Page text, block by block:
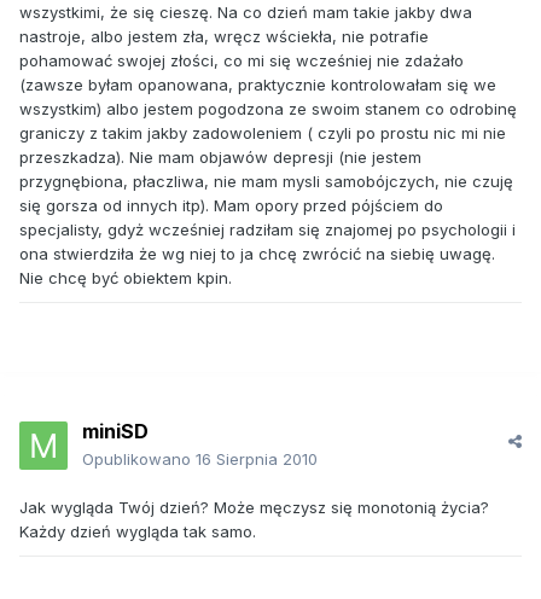
wszystkimi, że się cieszę. Na co dzień mam takie jakby dwa
nastroje, albo jestem zła, wręcz wściekła, nie potrafie
pohamować swojej złości, co mi się wcześniej nie zdażało
(zawsze byłam opanowana, praktycznie kontrolowałam się we
wszystkim) albo jestem pogodzona ze swoim stanem co odrobinę
graniczy z takim jakby zadowoleniem ( czyli po prostu nic mi nie
przeszkadza). Nie mam objawów depresji (nie jestem
przygnębiona, płaczliwa, nie mam mysli samobójczych, nie czuję
się gorsza od innych itp). Mam opory przed pójściem do
specjalisty, gdyż wcześniej radziłam się znajomej po psychologii i
ona stwierdziła że wg niej to ja chcę zwrócić na siebię uwagę.
Nie chcę być obiektem kpin.
miniSD
Opublikowano 16 Sierpnia 2010
Jak wygląda Twój dzień? Może męczysz się monotonią życia?
Każdy dzień wygląda tak samo.